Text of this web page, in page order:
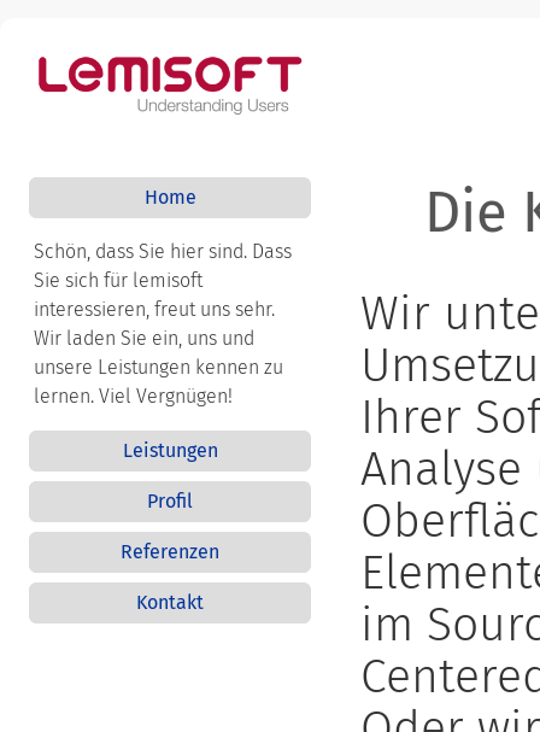
Home
Schön, dass Sie hier sind. Dass
Sie sich für lemisoft
interessieren, freut uns sehr.
Wir laden Sie ein, uns und
unsere Leistungen kennen zu
lernen. Viel Vergnügen!
Leistungen
Profil
Referenzen
Kontakt
Die
Wir
Ihrer
im